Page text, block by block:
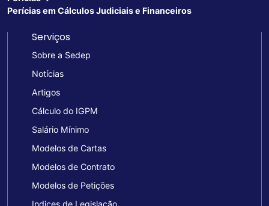
Perícias em Cálculos Judiciais e Financeiros
Serviços
Sobre a Sedep
Notícias
Artigos
Cálculo do IGPM
Salário Mínimo
Modelos de Cartas
Modelos de Contrato
Modelos de Petições
Indices de Legislação